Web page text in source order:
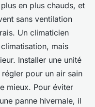
en plus chauds, et
sans ventilation
Un climaticien
mais
Installer une unité
pour un air sain
mieux. Pour éviter
panne hivernale, il